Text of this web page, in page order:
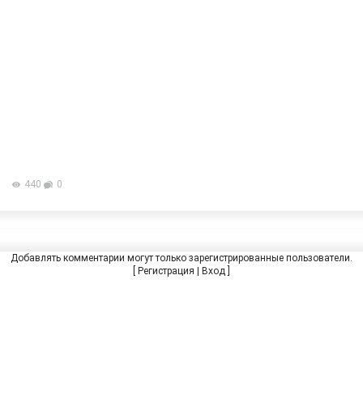
440 0
Добавлять комментарии могут только зарегистрированные пользователи.
Регистрация Вход